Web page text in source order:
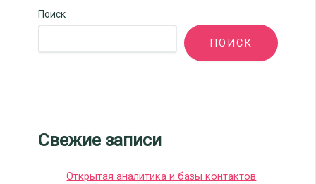
Поиск
ПОИСК
Свежие записи
Открытая аналитика и базы контактов